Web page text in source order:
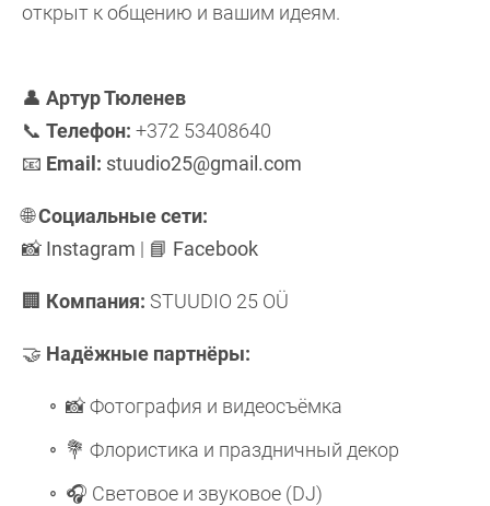
открыт к общению и вашим идеям.
👤 Артур Тюленев
📞 Телефон: +372 53408640
📧 Email: stuudio25@gmail.com
🌐Социальные сети:
📸 Instagram | 📘 Facebook
🏢 Компания: STUUDIO 25 OÜ
🤝 Надёжные партнёры:
📸 Фотография и видеосъёмка
💐 Флористика и праздничный декор
🎧 Световое и звуковое (DJ)